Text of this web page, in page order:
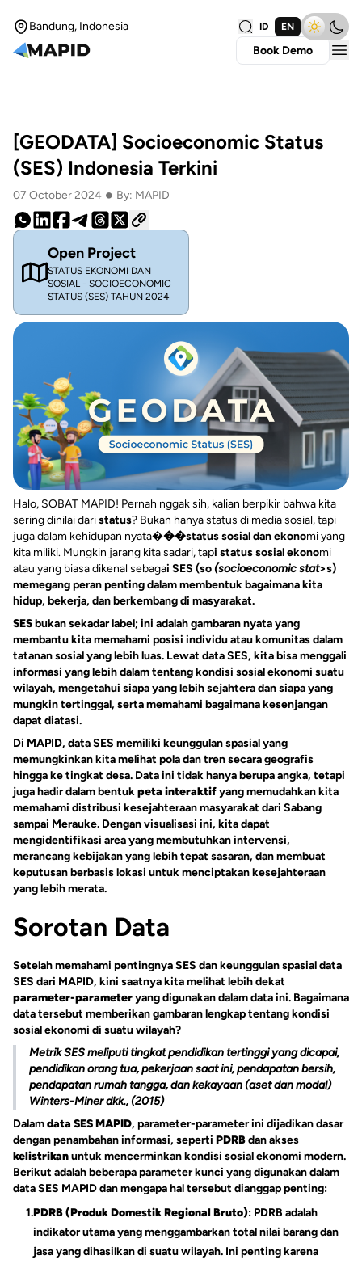
Bandung, Indonesia ID EN
Book Demo
[GEODATA] Socioeconomic Status
(SES) Indonesia Terkini
07 October 2024 • By: MAPID
Open Project
STATUS EKONOMI DAN
SOSIAL - SOCIOECONOMIC
STATUS (SES) TAHUN 2024
Halo, SOBAT MAPID! Pernah nggak sih, kalian berpikir bahwa kita
sering dinilai daristatus? Bukan hanya status di media sosial, tapi
juga dalam kehidupan nyata���status sosial dan ekonomi yang
kita miliki. Mungkin jarang kita sadari, tapi status sosial ekonomi
atau yang biasa dikenal sebagai SES (so(socioeconomic stat>s)
memegang peran penting dalam membentuk bagaimana kita
hidup, bekerja, dan berkembang di masyarakat.
SESbukan sekadar label; ini adalah gambaran nyata yang
membantu kita memahami posisi individu atau komunitas dalam
tatanan sosial yang lebih luas. Lewat data SES, kita bisa menggali
informasi yang lebih dalam tentang kondisi sosial ekonomi suatu
wilayah, mengetahui siapa yang lebih sejahtera dan siapa yang
mungkin tertinggal, serta memahami bagaimana kesenjangan
dapat diatasi.
Di MAPID, data SES memiliki keunggulan spasial yang
memungkinkan kita melihat pola dan tren secara geografis
hingga ke tingkat desa. Data ini tidak hanya berupa angka, tetapi
juga hadir dalam bentukpeta interaktifyang memudahkan kita
memahami distribusi kesejahteraan masyarakat dari Sabang
sampai Merauke. Dengan visualisasi ini, kita dapat
mengidentifikasi area yang membutuhkan intervensi,
merancang kebijakan yang lebih tepat sasaran, dan membuat
keputusan berbasis lokasi untuk menciptakan kesejahteraan
yang lebih merata.
Sorotan Data
Setelah memahami pentingnya SES dan keunggulan spasial data
SES dari MAPID, kini saatnya kita melihat lebih dekat
parameter-parameteryang digunakan dalam data ini. Bagaimana
data tersebut memberikan gambaran lengkap tentang kondisi
sosial ekonomi di suatu wilayah?
Metrik SES meliputi tingkat pendidikan tertinggi yang dicapai,
pendidikan orang tua, pekerjaan saat ini, pendapatan bersih,
pendapatan rumah tangga, dan kekayaan (aset dan modal)
Winters-Miner dkk., (2015)
Dalamdata SES MAPID, parameter-parameter ini dijadikan dasar
dengan penambahan informasi, seperti PDRBdan akses
kelistrikanuntuk mencerminkan kondisi sosial ekonomi modern.
Berikut adalah beberapa parameter kunci yang digunakan dalam
data SES MAPID dan mengapa hal tersebut dianggap penting:
1.PDRB (Produk Domestik Regional Bruto): PDRB adalah
indikator utama yang menggambarkan total nilai barang dan
jasa yang dihasilkan di suatu wilayah. Ini penting karena